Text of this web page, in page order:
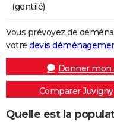
(gentilé)
Vous prévoyez de
votre devis
Donner mon
Comparer Juvigny
Quelle est la